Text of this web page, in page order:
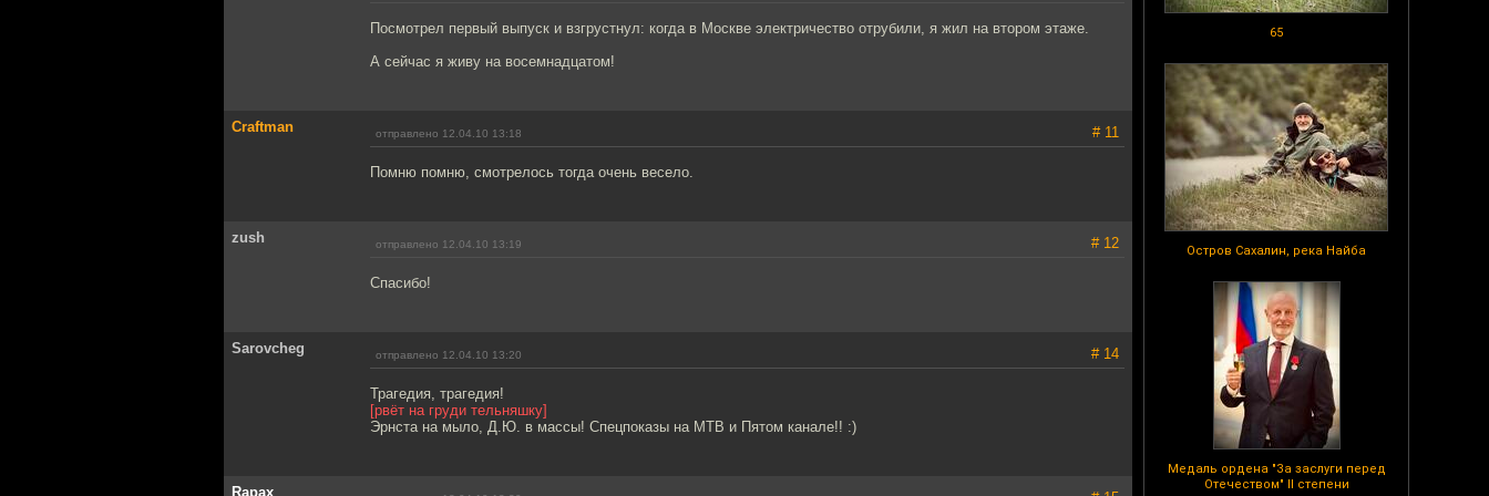
65
Остров Сахалин, река Найба
Медаль ордена "За заслуги перед
Отечеством" II степени
Посмотрел первый выпуск и взгрустнул: когда в Москве электричество отрубили, я жил на втором этаже.
А сейчас я живу на восемнадцатом!
Craftman отправлено 12.04.10 13:18 # 11
Помню помню, смотрелось тогда очень весело.
zush отправлено 12.04.10 13:19 # 12
Спасибо!
Sarovcheg отправлено 12.04.10 13:20 # 14
Трагедия, трагедия!
[рвёт на груди тельняшку]
Эрнста на мыло, Д.Ю. в массы! Спецпоказы на МТВ и Пятом канале!! :)
Rapax